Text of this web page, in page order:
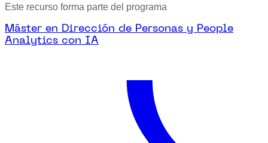
Este recurso forma parte del programa
Máster en Dirección de Personas y People
Analytics con IA